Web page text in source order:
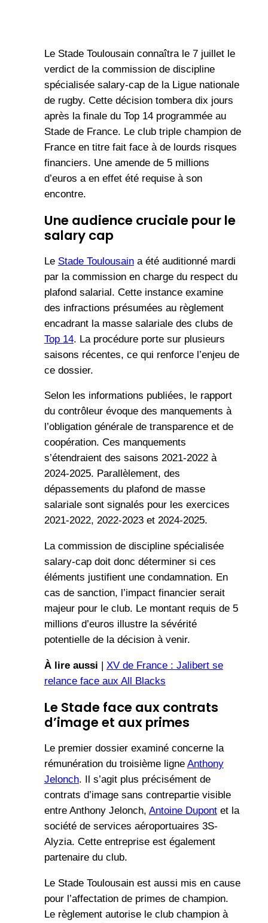
Le Stade Toulousain connaîtra le 7 juillet le
verdict de la commission de discipline
spécialisée salary-cap de la Ligue nationale
de rugby. Cette décision tombera dix jours
après la finale du Top 14 programmée au
Stade de France. Le club triple champion de
France en titre fait face à de lourds risques
financiers. Une amende de 5 millions
d’euros a en effet été requise à son
encontre.
Une audience cruciale pour le
salary cap
Le Stade Toulousaina été auditionné mardi
par la commission en charge du respect du
plafond salarial. Cette instance examine
des infractions présumées au règlement
encadrant la masse salariale des clubs de
Top 14. La procédure porte sur plusieurs
saisons récentes, ce qui renforce l’enjeu de
ce dossier.
Selon les informations publiées, le rapport
du contrôleur évoque des manquements à
l’obligation générale de transparence et de
coopération. Ces manquements
s’étendraient des saisons 2021-2022 à
2024-2025. Parallèlement, des
dépassements du plafond de masse
salariale sont signalés pour les exercices
2021-2022, 2022-2023 et 2024-2025.
La commission de discipline spécialisée
salary-cap doit donc déterminer si ces
éléments justifient une condamnation. En
cas de sanction, l’impact financier serait
majeur pour le club. Le montant requis de 5
millions d’euros illustre la sévérité
potentielle de la décision à venir.
À lire aussi | XV de France : Jalibert se
relance face aux All Blacks
Le Stade face aux contrats
d’image et aux primes
Le premier dossier examiné concerne la
rémunération du troisième ligne Anthony
Jelonch. Il s’agit plus précisément de
contrats d’image sans contrepartie visible
entre Anthony Jelonch, Antoine Dupontet la
société de services aéroportuaires 3S-
Alyzia. Cette entreprise est également
partenaire du club.
Le Stade Toulousain est aussi mis en cause
pour l’affectation de primes de champion.
Le règlement autorise le club champion à